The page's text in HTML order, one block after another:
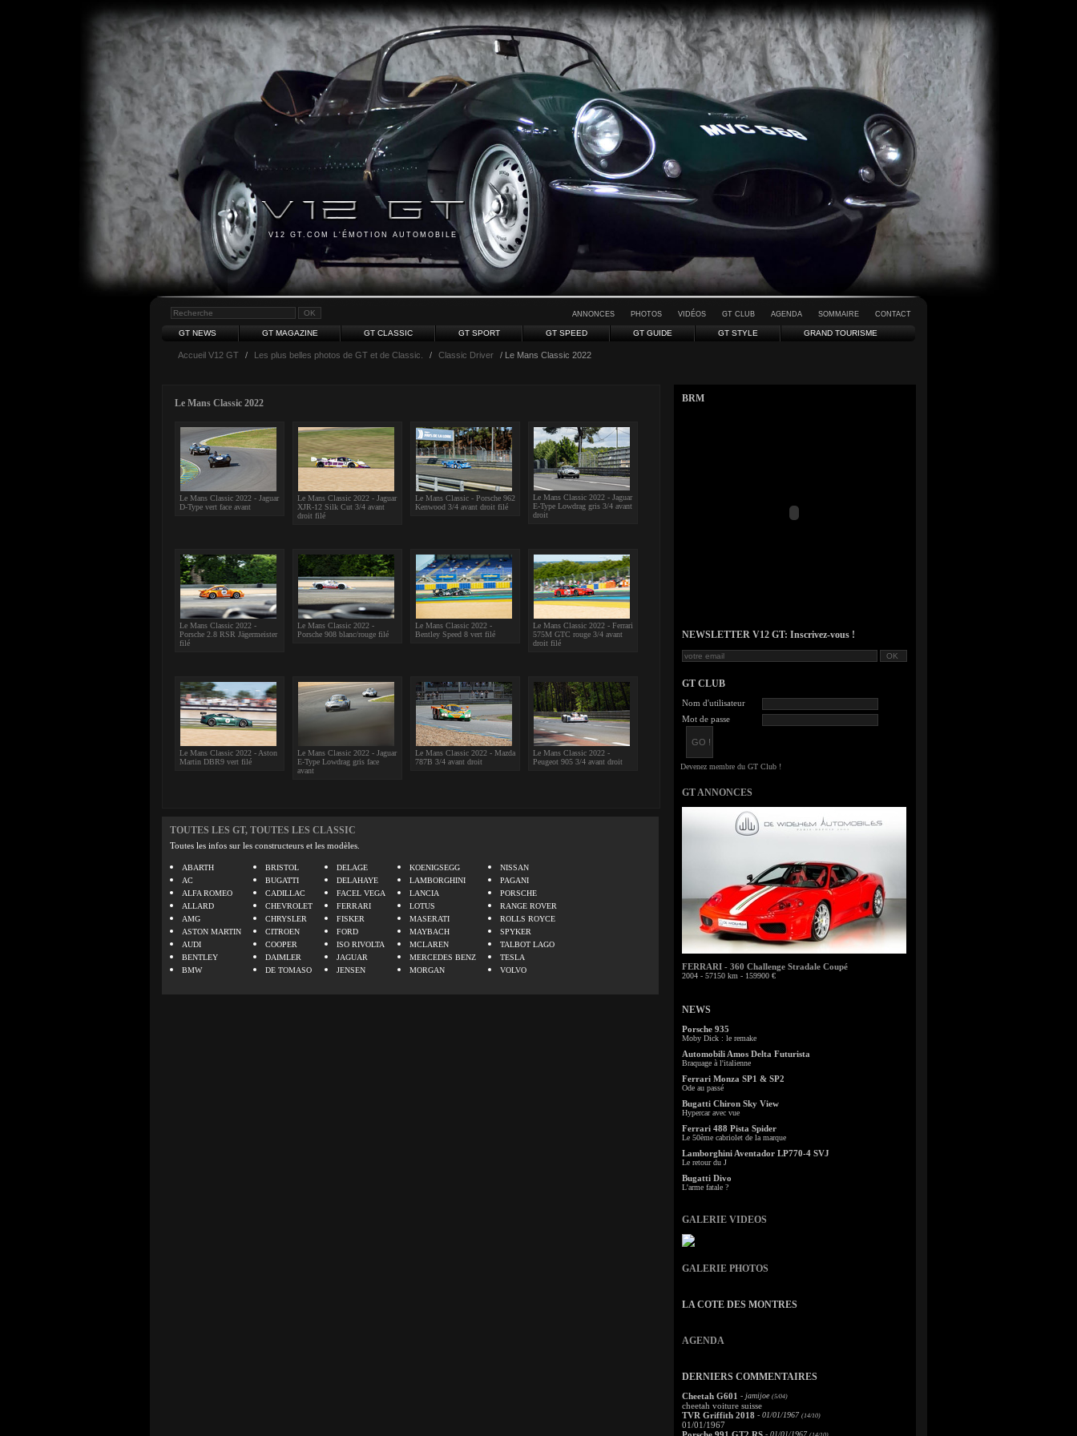
V12 GT.COM L'ÉMOTION AUTOMOBILE
ANNONCES PHOTOS VIDÉOS GT CLUB AGENDA SOMMAIRE CONTACT
GT NEWS GT MAGAZINE GT CLASSIC GT SPORT GT SPEED GT GUIDE GT STYLE GRAND TOURISME
Accueil V12 GT / Les plus belles photos de GT et de Classic. / Classic Driver / Le Mans Classic 2022
Le Mans Classic 2022
Le Mans Classic 2022 - Jaguar
D-Type vert face avant
Le Mans Classic 2022 - Jaguar
XJR-12 Silk Cut 3/4 avant
droit filé
Le Mans Classic - Porsche 962
Kenwood 3/4 avant droit filé
Le Mans Classic 2022 - Jaguar
E-Type Lowdrag gris 3/4 avant
droit
Le Mans Classic 2022 -
Porsche 2.8 RSR Jägermeister
filé
Le Mans Classic 2022 -
Porsche 908 blanc/rouge filé
Le Mans Classic 2022 -
Bentley Speed 8 vert filé
Le Mans Classic 2022 - Ferrari
575M GTC rouge 3/4 avant
droit filé
Le Mans Classic 2022 - Aston
Martin DBR9 vert filé
Le Mans Classic 2022 - Jaguar
E-Type Lowdrag gris face
avant
Le Mans Classic 2022 - Mazda
787B 3/4 avant droit
Le Mans Classic 2022 -
Peugeot 905 3/4 avant droit
TOUTES LES GT, TOUTES LES CLASSIC
Toutes les infos sur les constructeurs et les modèles.
ABARTH
AC
ALFA ROMEO
ALLARD
AMG
ASTON MARTIN
AUDI
BENTLEY
BMW
BRISTOL
BUGATTI
CADILLAC
CHEVROLET
CHRYSLER
CITROEN
COOPER
DAIMLER
DE TOMASO
DELAGE
DELAHAYE
FACEL VEGA
FERRARI
FISKER
FORD
ISO RIVOLTA
JAGUAR
JENSEN
KOENIGSEGG
LAMBORGHINI
LANCIA
LOTUS
MASERATI
MAYBACH
MCLAREN
MERCEDES BENZ
MORGAN
NISSAN
PAGANI
PORSCHE
RANGE ROVER
ROLLS ROYCE
SPYKER
TALBOT LAGO
TESLA
VOLVO
BRM
NEWSLETTER V12 GT: Inscrivez-vous !
GT CLUB
Nom d'utilisateur
Mot de passe
GT ANNONCES
FERRARI - 360 Challenge Stradale Coupé
2004 - 57150 km - 159900 €
NEWS
Porsche 935
Moby Dick : le remake
Automobili Amos Delta Futurista
Braquage à l'italienne
Ferrari Monza SP1 & SP2
Ode au passé
Bugatti Chiron Sky View
Hypercar avec vue
Ferrari 488 Pista Spider
Le 50ème cabriolet de la marque
Lamborghini Aventador LP770-4 SVJ
Le retour du J
Bugatti Divo
L'arme fatale ?
GALERIE VIDEOS
GALERIE PHOTOS
LA COTE DES MONTRES
AGENDA
DERNIERS COMMENTAIRES
Cheetah G601 - jamijoe (5/04)
cheetah voiture suisse
TVR Griffith 2018 - 01/01/1967 (14/10)
01/01/1967
- 01/01/1967